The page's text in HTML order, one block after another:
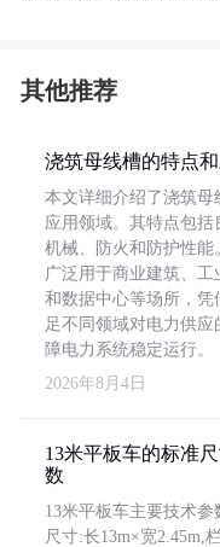
其他推荐
浇筑母线槽的特点
本文详细介绍了浇筑母
应用领域。其特点包括
机械、防火和防护性能
广泛用于商业建筑、工
和数据中心等场所，凭
足不同领域对电力供应
障电力系统稳定运行。
2026年8月4日
13米平板车的标准
数
13米平板车主要技术参
尺寸:长13m×宽2.45m,